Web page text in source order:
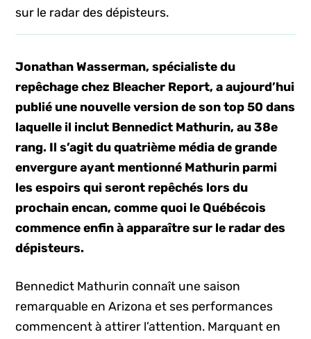
sur le radar des dépisteurs.
Jonathan Wasserman, spécialiste du
repêchage chez Bleacher Report, a aujourd’hui
publié une nouvelle version de son top 50 dans
laquelle il inclut Bennedict Mathurin, au 38e
rang. Il s’agit du quatrième média de grande
envergure ayant mentionné Mathurin parmi
les espoirs qui seront repêchés lors du
prochain encan, comme quoi le Québécois
commence enfin à apparaître sur le radar des
dépisteurs.
Bennedict Mathurin connaît une saison
remarquable en Arizona et ses performances
commencent à attirer l’attention. Marquant en